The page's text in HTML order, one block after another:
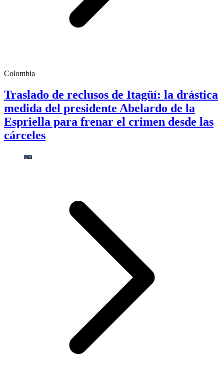
Colombia
Traslado de reclusos de Itagüí: la drástica
medida del presidente Abelardo de la
Espriella para frenar el crimen desde las
cárceles